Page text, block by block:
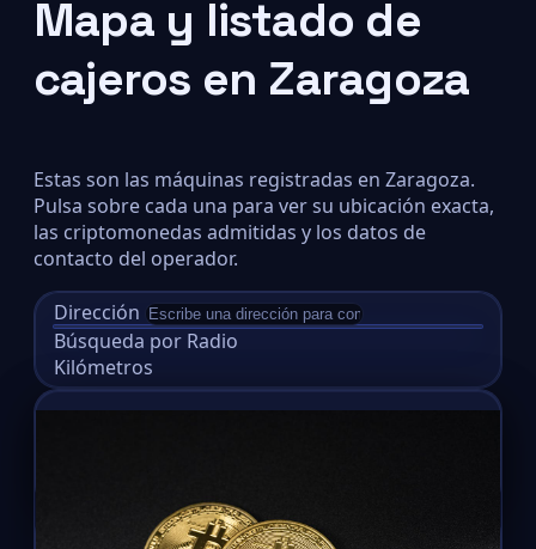
Mapa y listado de
cajeros en Zaragoza
Estas son las máquinas registradas en Zaragoza.
Pulsa sobre cada una para ver su ubicación exacta,
las criptomonedas admitidas y los datos de
contacto del operador.
Dirección
Búsqueda por Radio
Kilómetros